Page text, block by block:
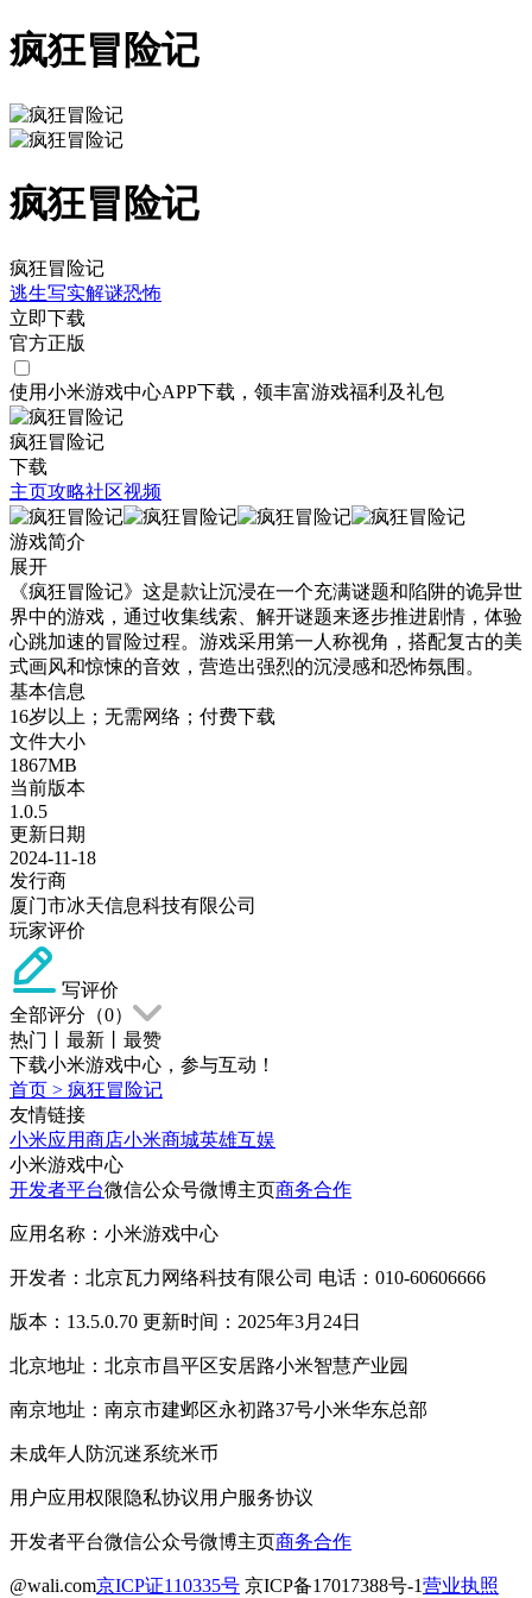
疯狂冒险记
疯狂冒险记
疯狂冒险记
逃生写实解谜恐怖
立即下载
官方正版
使用小米游戏中心APP下载 ，领丰富游戏福利 及礼包
疯狂冒险记
下载
主页攻略社区视频
游戏简介
展开
《疯狂冒险记》这是款让沉浸在一个充满谜题和陷阱的诡异世
界中的游戏，通过收集线索、解开谜题来逐步推进剧情，体验
心跳加速的冒险过程。游戏采用第一人称视角，搭配复古的美
式画风和惊悚的音效，营造出强烈的沉浸感和恐怖氛围。
基本信息
16岁以上；无需网络；付费下载
文件大小
1867MB
当前版本
1.0.5
更新日期
2024-11-18
发行商
厦门市冰天信息科技有限公司
玩家评价
写评价
全部评分（0）
热门
最新
最赞
下载小米游戏中心，参与互动！
首页 > 疯狂冒险记
友情链接
小米应用商店小米商城英雄互娱
小米游戏中心
开发者平台微信公众号微博主页商务合作
应用名称：小米游戏中心
开发者：北京瓦力网络科技有限公司 电话：010-60606666
版本：13.5.0.70 更新时间：2025年3月24日
北京地址：北京市昌平区安居路小米智慧产业园
南京地址：南京市建邺区永初路37号小米华东总部
未成年人防沉迷系统米币
用户应用权限隐私协议用户服务协议
开发者平台微信公众号微博主页商务合作
@wali.com京ICP证110335号 京ICP备17017388号-1营业执照